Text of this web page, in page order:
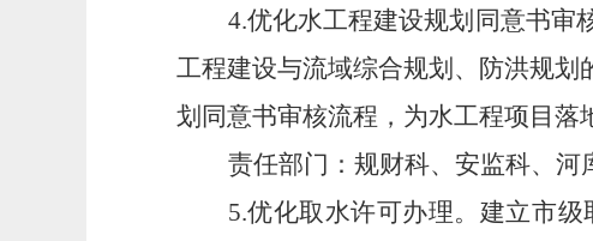
4.优化水工程建设规划同意书审
工程建设与流域综合规划、防洪规
划同意书审核流程，为水工程项目落
责任部门：规财科、安监科、河
5.优化取水许可办理。建立市